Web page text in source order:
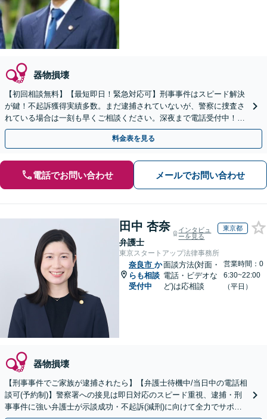
器物損壊
【初回相談無料】【最短即日！緊急対応可】刑事事件はスピード解決
が鍵！不起訴獲得実績多数。まだ逮捕されていないが、警察に捜査さ
れている場合は一刻も早くご相談ください。深夜まで電話受付中！痴
漢／盗撮／のぞき／その他性犯罪など
料金表を見る
電話でお問い合わせ メールでお問い合わせ
田中 杏奈
弁護士
インタビュ
ーを見る
東京都
東京スタートアップ法律事務所
奈良市 か
らも相談
受付中
面談方法(対面・
電話・ビデオな
ど)は応相談
営業時間：0
6:30~22:00
（平日）
器物損壊
【刑事事件でご家族が逮捕されたら】【弁護士待機中/当日中の電話相
談可(予約制)】警察署への接見は即日対応のスピード重視、逮捕・刑
事事件に強い弁護士が示談成功・不起訴(減刑)に向けて全力でサポー